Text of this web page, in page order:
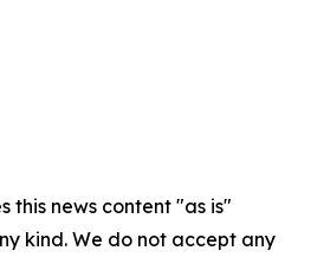
this news content "as is"
kind. We do not accept any